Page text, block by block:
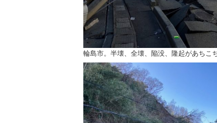
輪島市。半壊、全壊、陥没、隆起があちこ